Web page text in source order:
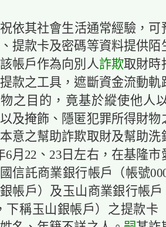
依其社會生活通常經驗，可
提款卡及密碼等資料提供
帳戶作為向別人詐欺取財時
款之工具，遮斷資金流動軌
之目的，竟基於縱使他人
及掩飾、隱匿犯罪所得財
意之幫助詐欺取財及幫助洗
6月22、23日左右，在基隆
信託商業銀行帳戶（帳號
帳戶）及玉山商業銀行帳戶
下稱玉山銀帳戶）之提款卡